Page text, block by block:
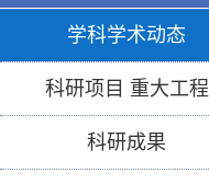
学科学术动态
科研项目 重大工程
科研成果